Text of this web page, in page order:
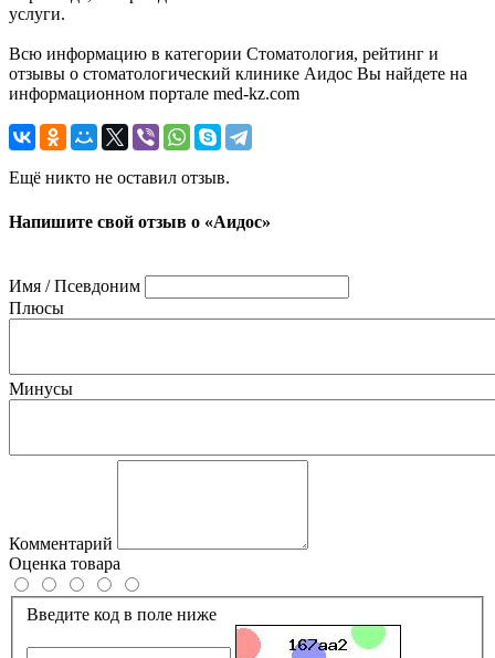
услуги.
Всю информацию в категории Стоматология, рейтинг и
отзывы о стоматологический клинике Аидос Вы найдете на
информационном портале med-kz.com
Ещё никто не оставил отзыв.
Напишите свой отзыв о «Аидос»
Имя / Псевдоним
Плюсы
Минусы
Комментарий
Оценка товара
Введите код в поле ниже